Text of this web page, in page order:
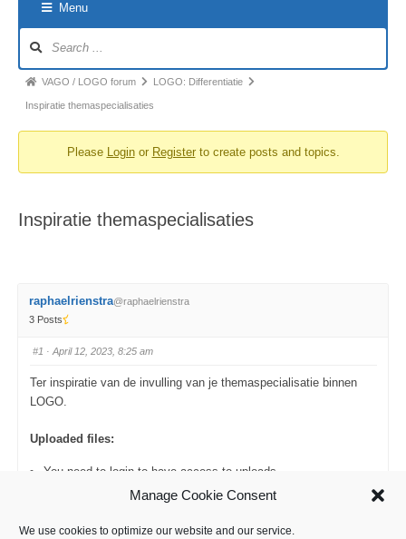
Manage Cookie Consent
We use cookies to optimize our website and our service.
Menu
Navigation
Forum
breadcrumbs
are
VAGO / LOGO forum LOGO: Differentiatie
Inspiratie themaspecialisaties
Please Loginor Registerto create posts and topics.
Inspiratie themaspecialisaties
raphaelrienstra@raphaelrienstra
3 Posts
#1 · April 12, 2023, 8:25 am
Ter inspiratie van de invulling van je themaspecialisatie binnen
LOGO.
Uploaded files:
You need to login to have access to uploads.
l
0
l
0